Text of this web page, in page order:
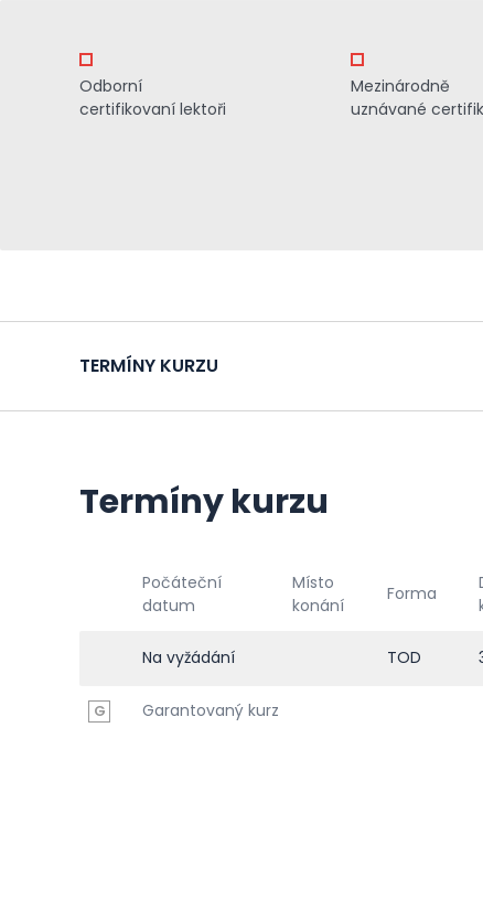
Odborní
certifikovaní lektoři
Mezinárodně
uznávané
TERMÍNY KURZU
Termíny kurzu
Počáteční
datum
Místo
konání
Forma
Na vyžádání TOD
G Garantovaný kurz